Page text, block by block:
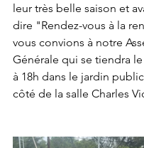
leur très belle saison et
dire "Rendez-vous à la
vous convions à notre
Générale qui se tiendra
à 18h dans le jardin
côté de la salle Charles